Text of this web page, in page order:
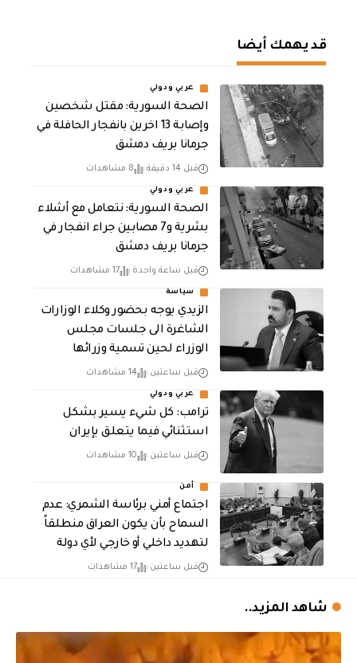
قد يهمك أيضا
عربي ودولي
الصحة السورية: مقتل شخصين
وإصابة 13 اخرين بانفجار الحافلة في
جرمانا بريف دمشق
قبل 14 دقيقة 8 مشاهدات
عربي ودولي
الصحة السورية: نتعامل مع أشلاء
بشرية و7 مصابين جراء انفجار في
جرمانا بريف دمشق
قبل ساعة واحدة 17 مشاهدات
سياسة
الزيدي يوجه بحضور وكلاء الوزارات
الشاغرة الى جلسات مجلس
الوزراء لحين تسمية وزرائها
قبل ساعتين 14 مشاهدات
عربي ودولي
ترامب: كل شيء يسير بشكل
استثنائي فيما يتعلق بإيران
قبل ساعتين 10 مشاهدات
أمن
اجتماع أمني برئاسة الشمري: عدم
السماح بأن يكون العراق منطلقاً
لتهديد داخلي أو خارجي لأي دولة
قبل ساعتين 17 مشاهدات
شاهد المزيد..